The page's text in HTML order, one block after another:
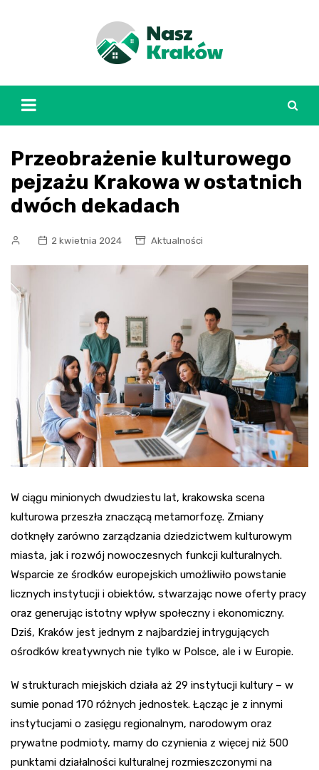
Przeobrażenie kulturowego
pejzażu Krakowa w ostatnich
dwóch dekadach
2 kwietnia 2024 Aktualności
W ciągu minionych dwudziestu lat, krakowska scena
kulturowa przeszła znaczącą metamorfozę. Zmiany
dotknęły zarówno zarządzania dziedzictwem kulturowym
miasta, jak i rozwój nowoczesnych funkcji kulturalnych.
Wsparcie ze środków europejskich umożliwiło powstanie
licznych instytucji i obiektów, stwarzając nowe oferty pracy
oraz generując istotny wpływ społeczny i ekonomiczny.
Dziś, Kraków jest jednym z najbardziej intrygujących
ośrodków kreatywnych nie tylko w Polsce, ale i w Europie.
W strukturach miejskich działa aż 29 instytucji kultury – w
sumie ponad 170 różnych jednostek. Łącząc je z innymi
instytucjami o zasięgu regionalnym, narodowym oraz
prywatne podmioty, mamy do czynienia z więcej niż 500
punktami działalności kulturalnej rozmieszczonymi na